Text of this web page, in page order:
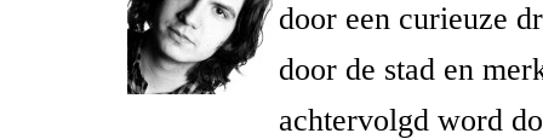
door een curieuze
door de stad en
achtervolgd word